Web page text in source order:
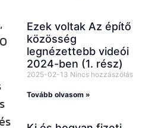
Ezek voltak Az építő
közösség
legnézettebb videói
2024-ben (1. rész)
2025-02-13 Nincs hozzászólás
Tovább olvasom »